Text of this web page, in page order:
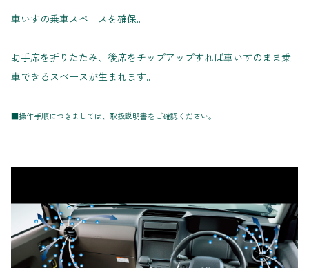
車いすの乗車スペースを確保。
助手席を折りたたみ、後席をチップアップすれば車いすのまま乗
車できるスペースが生まれます。
■操作手順につきましては、取扱説明書をご確認ください。